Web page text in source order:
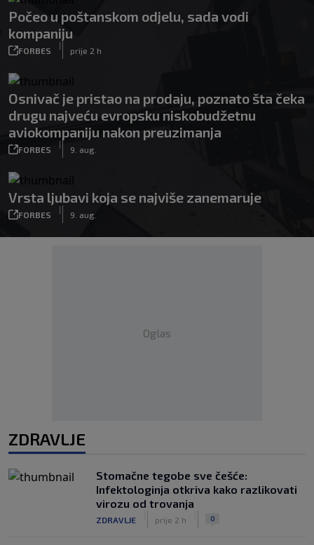
Počeo u poštanskom odjelu, sada vodi
kompaniju
FORBES
|
prije 2 h
Osnivač je pristao na prodaju, poznato šta čeka
drugu najveću evropsku niskobudžetnu
aviokompaniju nakon preuzimanja
FORBES
|
9. aug.
Vrsta ljubavi koja se najviše zanemaruje
FORBES
|
9. aug.
Oglas
ZDRAVLJE
Stomačne tegobe sve češće:
Infektologinja otkriva kako razlikovati
virozu od trovanja
ZDRAVLJE prije 2 h 0